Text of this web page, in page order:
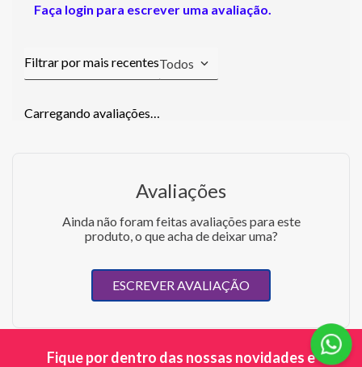
Faça login para escrever uma avaliação.
Todos
Carregando avaliações…
Avaliações
Ainda não foram feitas avaliações para este
produto, o que acha de deixar uma?
ESCREVER AVALIAÇÃO
Fique por dentro das nossas novidades e